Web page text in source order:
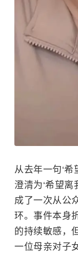
从去年一句‘希
澄清为‘希望
成了一次从公
环。事件本身
的持续敏感，
一位母亲对子